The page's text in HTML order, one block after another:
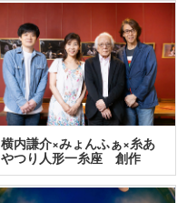
横内謙介×みょんふぁ×糸あ
やつり人形一糸座 創作
人…